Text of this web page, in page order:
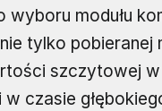
wyboru modułu
tylko pobieranej
szczytowej
czasie